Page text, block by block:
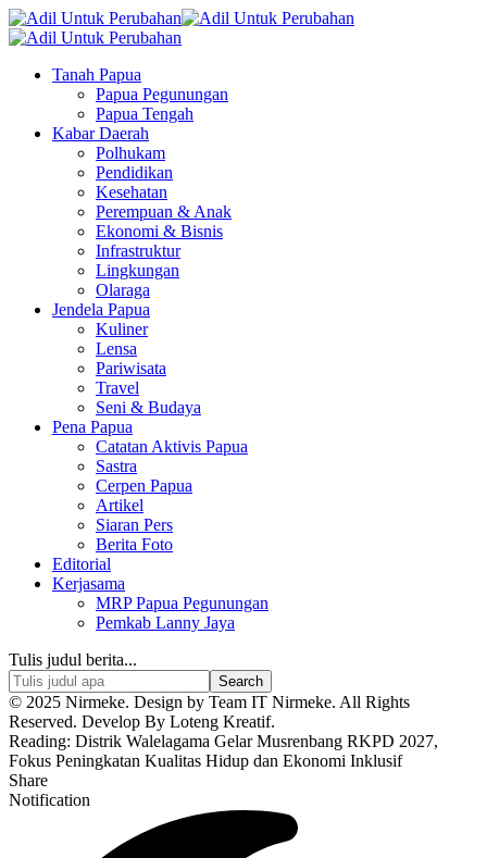
Tanah Papua
Papua Pegunungan
Papua Tengah
Kabar Daerah
Polhukam
Pendidikan
Kesehatan
Perempuan & Anak
Ekonomi & Bisnis
Infrastruktur
Lingkungan
Olaraga
Jendela Papua
Kuliner
Lensa
Pariwisata
Travel
Seni & Budaya
Pena Papua
Catatan Aktivis Papua
Sastra
Cerpen Papua
Artikel
Siaran Pers
Berita Foto
Editorial
Kerjasama
MRP Papua Pegunungan
Pemkab Lanny Jaya
Tulis judul berita...
© 2025 Nirmeke. Design by Team IT Nirmeke. All Rights
Reserved. Develop By Loteng Kreatif.
Reading: Distrik Walelagama Gelar Musrenbang RKPD 2027,
Fokus Peningkatan Kualitas Hidup dan Ekonomi Inklusif
Share
Notification